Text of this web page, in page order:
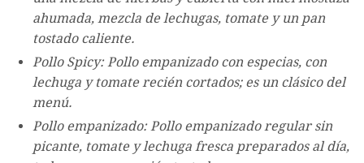
ahumada, mezcla de lechugas, tomate y un pan
tostado caliente.
Pollo Spicy: Pollo empanizado con especias, con
lechuga y tomate recién cortados; es un clásico del
menú.
Pollo empanizado: Pollo empanizado regular sin
picante, tomate y lechuga fresca preparados al día,